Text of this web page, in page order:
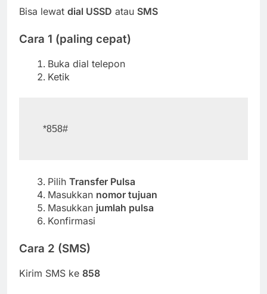
Bisa lewat dial USSD atau SMS
Cara 1 (paling cepat)
Buka dial telepon
Ketik
Pilih Transfer Pulsa
Masukkan nomor tujuan
Masukkan jumlah pulsa
Konfirmasi
Cara 2 (SMS)
Kirim SMS ke 858